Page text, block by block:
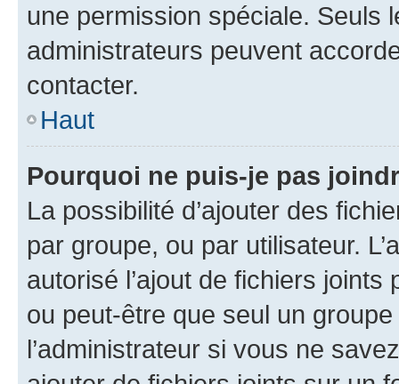
une permission spéciale. Seuls
administrateurs peuvent
contacter.
Haut
Pourquoi ne puis-je pas
La possibilité d’ajouter des
par groupe, ou par utilisateur.
autorisé l’ajout de fichiers
ou peut-être que seul un
l’administrateur si vous ne